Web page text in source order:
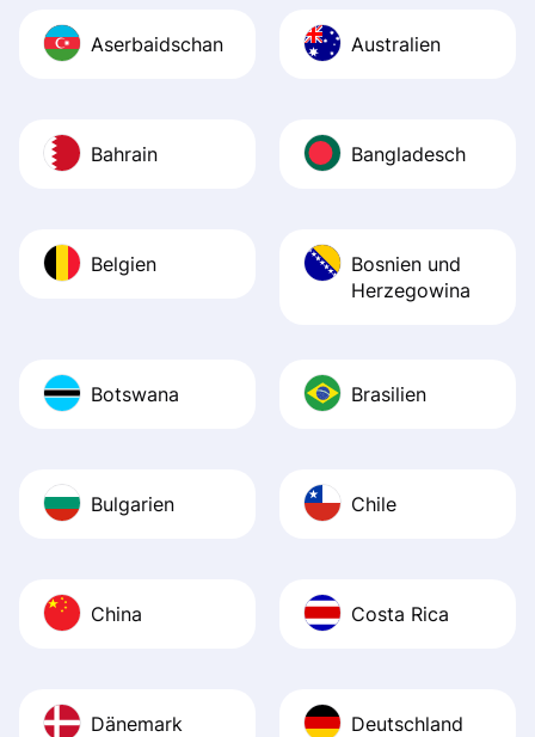
Aserbaidschan Australien
Bahrain Bangladesch
Belgien
Bosnien und
Herzegowina
Botswana Brasilien
Bulgarien Chile
China Costa Rica
Dänemark Deutschland